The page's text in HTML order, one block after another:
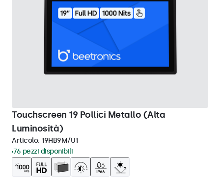
Touchscreen 19 Pollici Metallo (Alta
Luminosità)
Articolo: 19HB9M/U1
76 pezzi disponibili